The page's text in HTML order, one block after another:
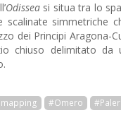
Odisseasi situa tra lo
simmetriche
dei Principi Aragona-
chiuso delimitato da
#Omero